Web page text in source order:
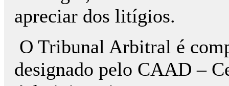
apreciar dos litígios.
O Tribunal Arbitral é
designado pelo CAAD –